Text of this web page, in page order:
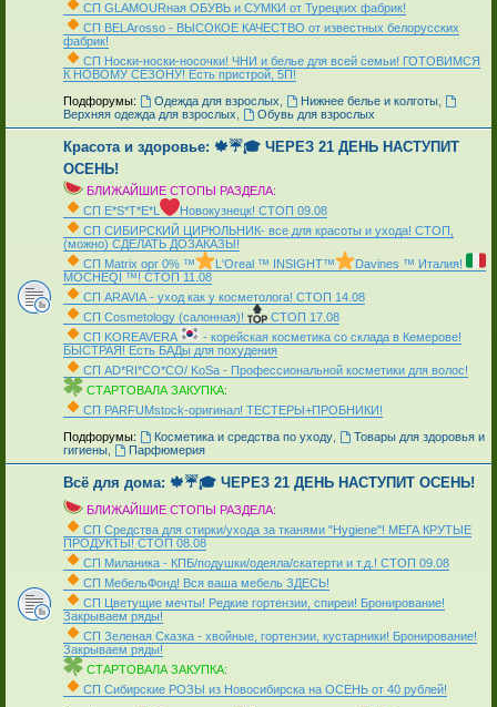
СП GLAMOURная ОБУВЬ и СУМКИ от Турецких фабрик!
СП ВЕLАrosso - ВЫСОКОЕ КАЧЕСТВО от известных белорусских
фабрик!
СП Носки-носки-носочки! ЧНИ и белье для всей семьи! ГОТОВИМСЯ
К НОВОМУ СЕЗОНУ! Есть пристрой, 5П!
Подфорумы: Одежда для взрослых Нижнее белье и колготы,
Верхняя одежда для взрослых
Обувь для взрослых
Красота и здоровье: 🍁☔🎓 ЧЕРЕЗ 21 ДЕНЬ НАСТУПИТ
ОСЕНЬ!
БЛИЖАЙШИЕ СТОПЫ РАЗДЕЛА:
СП Е*S*T*Е*L
Новокузнецк! СТОП 09.08
СП СИБИРСКИЙ ЦИРЮЛЬНИК- все для красоты и ухода! СТОП,
(можно) СДЕЛАТЬ ДОЗАКАЗЫ!
СП Matrix орг 0% ™
L'Oreal ™ INSIGHT™
Davines ™ Италия!
MOCHEQI ™! СТОП 11.08
СП АRAVIА - уход как у косметолога! СТОП 14.08
СП Cosmetology (салонная)!
СТОП 17.08
СП KOREAVERA
- корейская косметика со склада в Кемерове!
БЫСТРАЯ! Есть БАДы для похудения
СП AD*RI*CO*CO/ KoSa - Профессиональной косметики для волос!
СТАРТОВАЛА ЗАКУПКА:
СП PARFUMstock-оригинал! ТЕСТЕРЫ+ПРОБНИКИ!
Подфорумы: Косметика и средства по уходу,
Товары для здоровья и
гигиены
Парфюмерия
Всё для дома: 🍁☔🎓 ЧЕРЕЗ 21 ДЕНЬ НАСТУПИТ ОСЕНЬ!
БЛИЖАЙШИЕ СТОПЫ РАЗДЕЛА:
СП Средства для стирки/ухода за тканями "Hygiene"! МЕГА КРУТЫЕ
ПРОДУКТЫ! СТОП 08.08
СП Миланика - КПБ/подушки/одеяла/скатерти и т.д.! СТОП 09.08
СП МебельФонд! Вся ваша мебель ЗДЕСЬ!
СП Цветущие мечты! Редкие гортензии, спиреи! Бронирование!
Закрываем ряды!
СП Зеленая Сказка - хвойные, гортензии, кустарники! Бронирование!
Закрываем ряды!
СТАРТОВАЛА ЗАКУПКА:
СП Сибирские РОЗЫ из Новосибирска на ОСЕНЬ от 40 рублей!